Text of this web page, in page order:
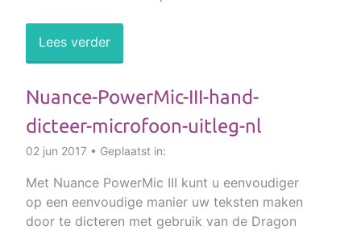
Lees verder
Nuance-PowerMic-III-hand-
dicteer-microfoon-uitleg-nl
02 jun 2017 • Geplaatst in:
Met Nuance PowerMic III kunt u eenvoudiger
op een eenvoudige manier uw teksten maken
door te dicteren met gebruik van de Dragon